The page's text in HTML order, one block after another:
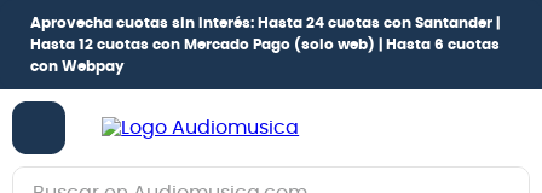
cuotas sin interés:Hasta 24 cuotas con Santander |
12 cuotas con Mercado Pago (solo web) |Hasta 6 cuotas
Webpay
Buscar en Audiomusica.com